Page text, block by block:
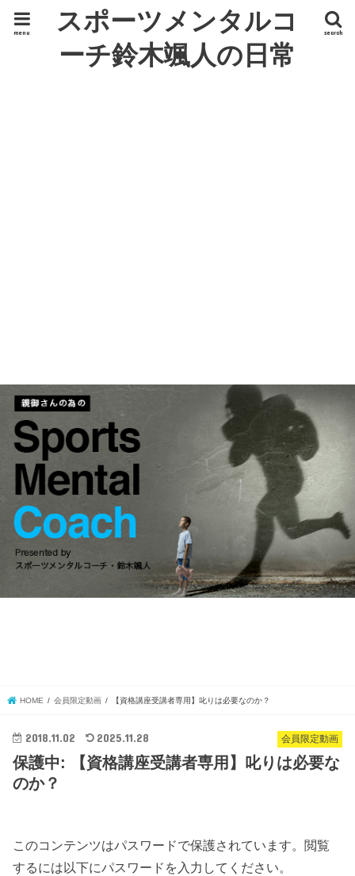
スポーツメンタルコ
ーチ鈴木颯人の日常
search
menu
HOME 会員限定動画 【資格講座受講者専用】叱りは必要なのか？
会員限定動画
2018.11.02 2025.11.28
保護中: 【資格講座受講者専用】叱りは必要な
のか？
このコンテンツはパスワードで保護されています。閲覧
するには以下にパスワードを入力してください。